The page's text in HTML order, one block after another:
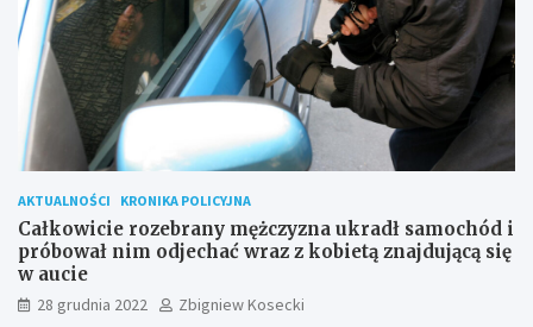
AKTUALNOŚCI KRONIKA POLICYJNA
Całkowicie rozebrany mężczyzna ukradł samochód i
próbował nim odjechać wraz z kobietą znajdującą się
w aucie
28 grudnia 2022
Zbigniew Kosecki